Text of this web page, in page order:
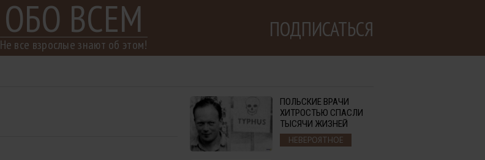
ОБО ВСЕМ
Не все взрослые знают об этом!
ПОДПИСАТЬСЯ
ПОЛЬСКИЕ ВРАЧИ
ХИТРОСТЬЮ СПАСЛИ
ТЫСЯЧИ ЖИЗНЕЙ
НЕВЕРОЯТНОЕ